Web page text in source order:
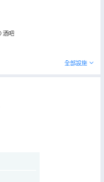
酒吧
全部設施